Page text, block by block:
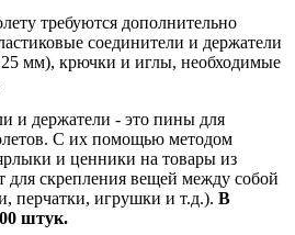
требуются дополнительно
соединители и держатели
мм), крючки и иглы, необходимые
и держатели - это пины для
С их помощью методом
и ценники на товары из
для скрепления вещей между собой
перчатки, игрушки и т.д.). В
штук.